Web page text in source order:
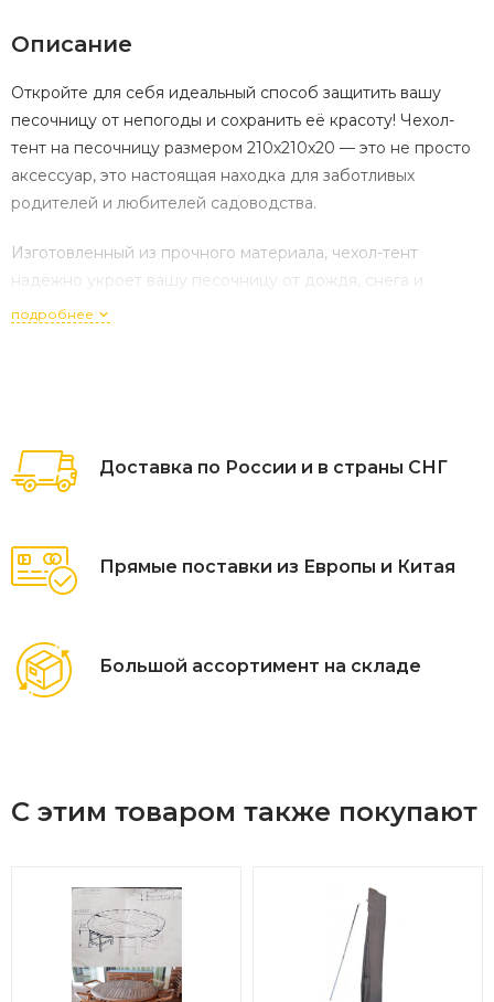
Описание
Откройте для себя идеальный способ защитить вашу
песочницу от непогоды и сохранить её красоту! Чехол-
тент на песочницу размером 210х210х20 — это не просто
аксессуар, это настоящая находка для заботливых
родителей и любителей садоводства.
Изготовленный из прочного материала, чехол-тент
надёжно укроет вашу песочницу от дождя, снега и
солнечных лучей. Вы сможете не переживать о том, что
драгоценное пространство.
защищённой с помощью этого стильного и практичного
чехла-тента!
подробнее
Доставка по России и в страны СНГ
Прямые поставки из Европы и Китая
Большой ассортимент на складе
С этим товаром также покупают